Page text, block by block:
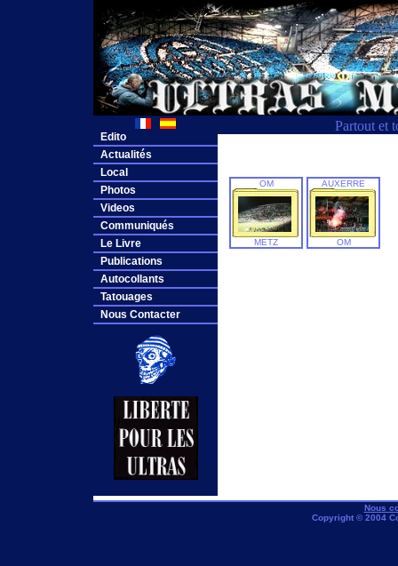
Partout et
Edito
Actualités
Local
Photos
Videos
Communiqués
Le Livre
Publications
Autocollants
Tatouages
Nous Contacter
OM
METZ
AUXERRE
OM
Nous
Copyright © 2004